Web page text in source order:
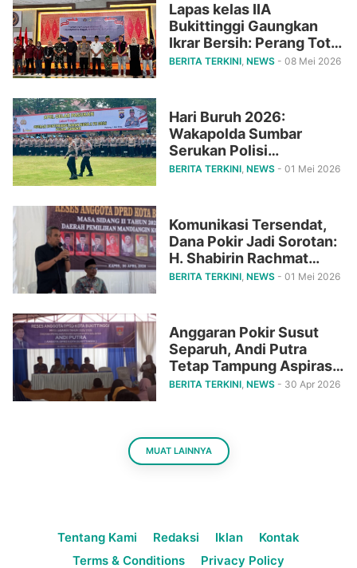
Lapas kelas IIA
Bukittinggi Gaungkan
Ikrar Bersih: Perang Total
Lawan HP Ilegal,
BERITA TERKINI, NEWS - 08 Mei 2026
Hari Buruh 2026:
Wakapolda Sumbar
Serukan Polisi
Kedepankan Hati Nurani,
BERITA TERKINI, NEWS - 01 Mei 2026
Komunikasi Tersendat,
Dana Pokir Jadi Sorotan:
H. Shabirin Rachmat
Desak Pembenahan Tata
BERITA TERKINI, NEWS - 01 Mei 2026
Anggaran Pokir Susut
Separuh, Andi Putra
Tetap Tampung Aspirasi
Warga Campago Ipuh
BERITA TERKINI, NEWS - 30 Apr 2026
MUAT LAINNYA
Tentang Kami Redaksi Iklan
Kontak
Terms & Conditions
Privacy Policy